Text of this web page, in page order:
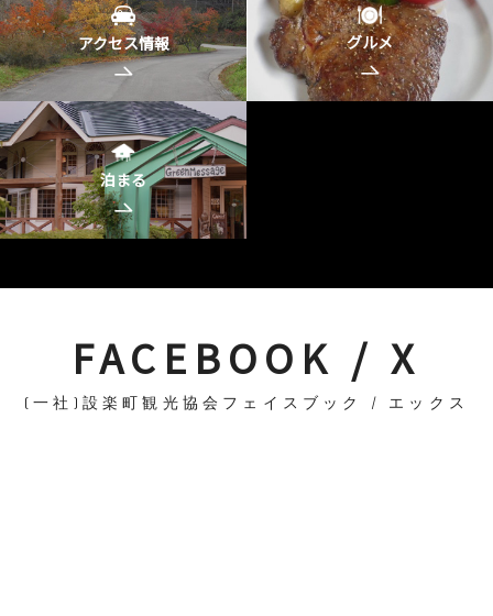
アクセス情報 グルメ
泊まる
FACEBOOK / X
(一社)設楽町観光協会フェイスブック / エックス